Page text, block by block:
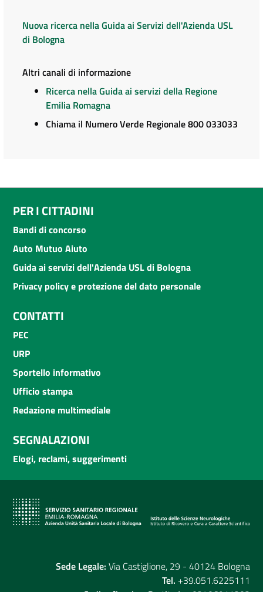
Nuova ricerca nella Guida ai Servizi dell'Azienda USL
di Bologna
Altri canali di informazione
Ricerca nella Guida ai servizi della Regione
Emilia Romagna
Chiama il Numero Verde Regionale 800 033033
PER I CITTADINI
Bandi di concorso
Auto Mutuo Aiuto
Guida ai servizi dell'Azienda USL di Bologna
Privacy policy e protezione del dato personale
CONTATTI
PEC
URP
Sportello informativo
Ufficio stampa
Redazione multimediale
SEGNALAZIONI
Elogi, reclami, suggerimenti
Sede Legale: Via Castiglione, 29 - 40124 Bologna
Tel. +39.051.6225111